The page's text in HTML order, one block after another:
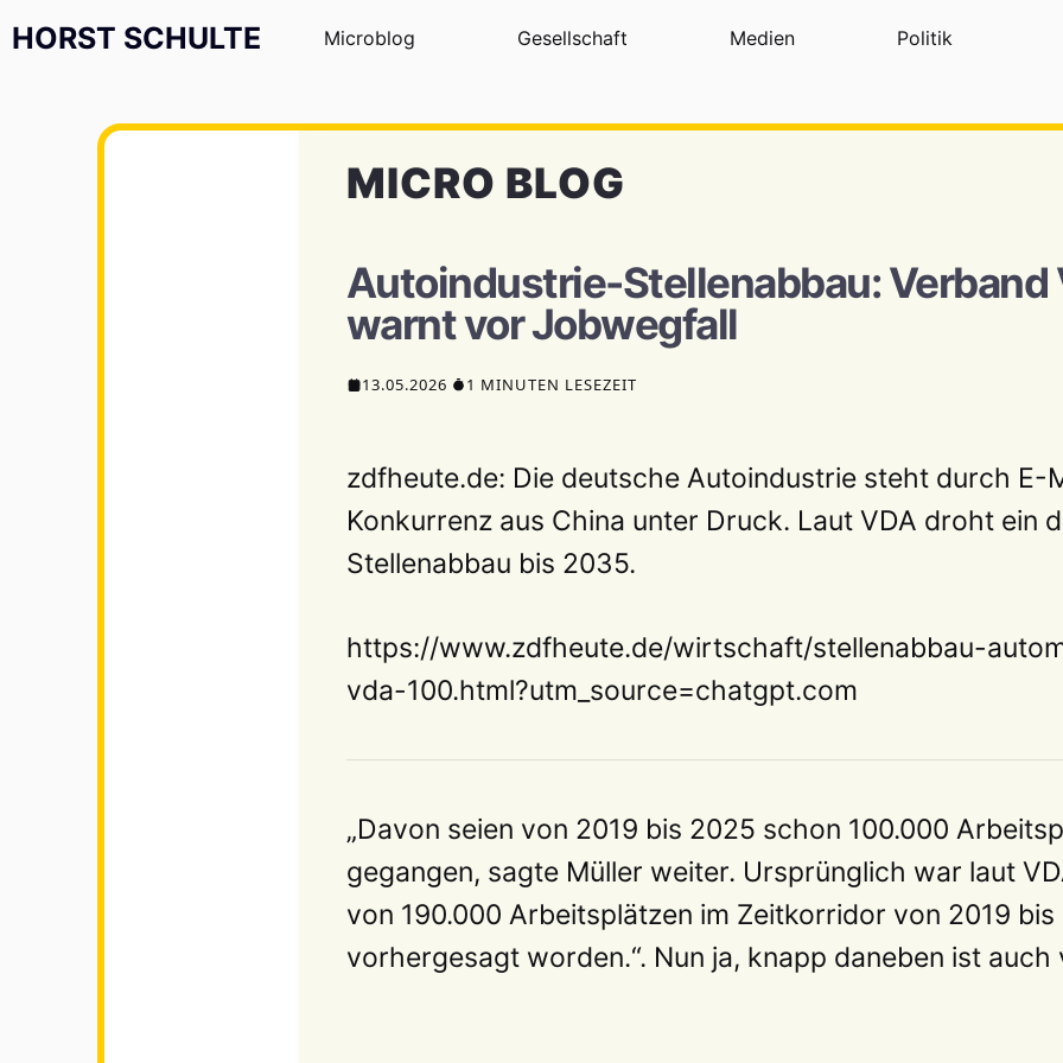
HORST SCHULTE Microblog Gesellschaft Medien Politik
MICRO BLOG
Autoindustrie-Stellenabbau: Verband
warnt vor Jobwegfall
13.05.2026 1 MINUTEN LESEZEIT
zdfheute.de: Die deutsche Autoindustrie steht durch E-
Konkurrenz aus China unter Druck. Laut VDA droht ein
Stellenabbau bis 2035.
https://www.zdfheute.de/wirtschaft/stellenabbau-
vda-100.html?utm_source=chatgpt.com
„Davon seien von 2019 bis 2025 schon 100.000
gegangen, sagte Müller weiter. Ursprünglich war laut
von 190.000 Arbeitsplätzen im Zeitkorridor von 2019
vorhergesagt worden.“. Nun ja, knapp daneben ist auch